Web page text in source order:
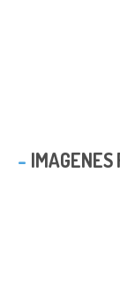
IMAGENES